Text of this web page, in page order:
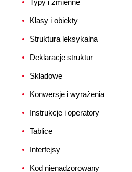
Typy i zmienne
Klasy i obiekty
Struktura leksykalna
Deklaracje struktur
Składowe
Konwersje i wyrażenia
Instrukcje i operatory
Tablice
Interfejsy
Kod nienadzorowany